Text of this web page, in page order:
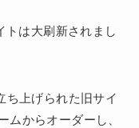
トは大刷新されまし
ち上げられた旧サイ
ムからオーダーし、